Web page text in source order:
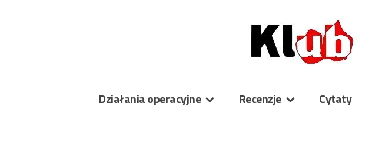
Działania operacyjne Recenzje Cytaty